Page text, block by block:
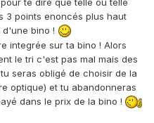
3 points enoncés plus haut
bino !
integrée sur ta bino ! Alors
le tri c'est pas mal mais des
seras obligé de choisir de la
optique) et tu abandonneras
dans le prix de la bino !